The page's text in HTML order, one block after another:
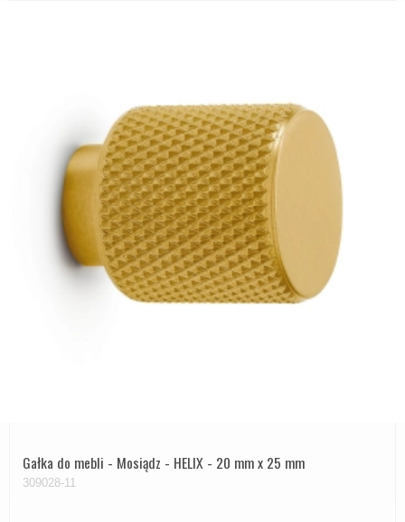
Gałka do mebli - Mosiądz - HELIX - 20 mm x 25 mm
309028-11